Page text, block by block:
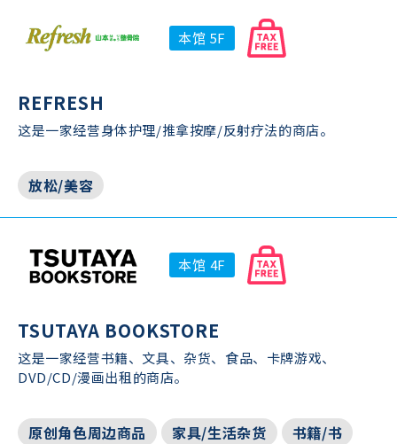
本馆 5F
REFRESH
这是一家经营身体护理/推拿按摩/反射疗法的商店。
放松/美容
本馆 4F
TSUTAYA BOOKSTORE
这是一家经营书籍、文具、杂货、食品、卡牌游戏、
DVD/CD/漫画出租的商店。
原创角色周边商品 家具/生活杂货 书籍/书